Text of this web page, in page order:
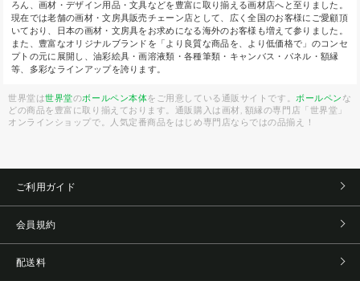
ろん、画材・デザイン用品・文具などを豊富に取り揃える画材店へと至りました。
現在では老舗の画材・文房具販売チェーン店として、広く全国のお客様にご愛顧頂
いており、日本の画材・文房具をお求めになる海外のお客様も増えて参りました。
また、豊富なオリジナルブランドを「より良質な商品を、より低価格で」のコンセ
プトの元に展開し、油彩絵具・画溶液類・各種筆類・キャンバス・パネル・額縁
等、多彩なラインアップを誇ります。
世界堂は世界堂のボールペン本体をご用意している通販サイトです。 ボールペン な
どの商品を豊富に取り揃えております。通販購入は画材, 額縁の専門店「世界堂」
オンラインショップで。人気定番商品をはじめ専門店ならではの品揃え！
ご利用ガイド
会員規約
配送料